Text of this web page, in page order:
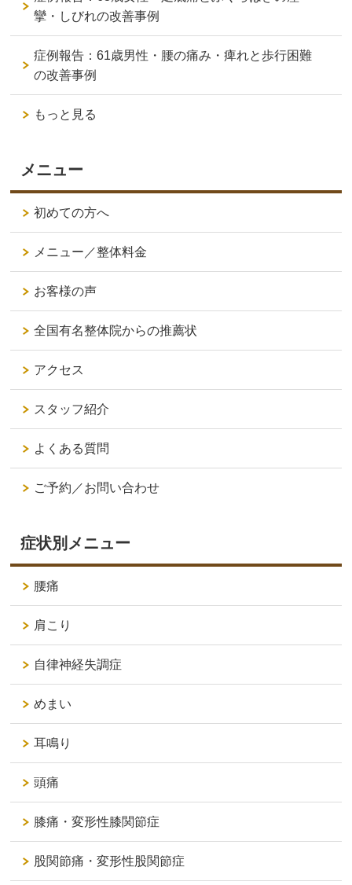
攣・しびれの改善事例
症例報告：61歳男性・腰の痛み・痺れと歩行困難
の改善事例
もっと見る
メニュー
初めての方へ
メニュー／整体料金
お客様の声
全国有名整体院からの推薦状
アクセス
スタッフ紹介
よくある質問
ご予約／お問い合わせ
症状別メニュー
腰痛
肩こり
自律神経失調症
めまい
耳鳴り
頭痛
膝痛・変形性膝関節症
股関節痛・変形性股関節症